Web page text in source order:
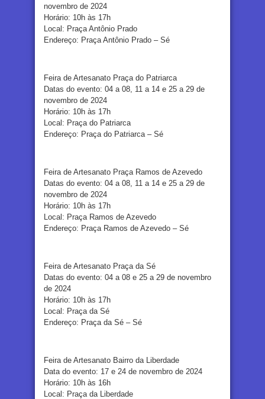
novembro de 2024
Horário: 10h às 17h
Local: Praça Antônio Prado
Endereço: Praça Antônio Prado – Sé
Feira de Artesanato Praça do Patriarca
Datas do evento: 04 a 08, 11 a 14 e 25 a 29 de
novembro de 2024
Horário: 10h às 17h
Local: Praça do Patriarca
Endereço: Praça do Patriarca – Sé
Feira de Artesanato Praça Ramos de Azevedo
Datas do evento: 04 a 08, 11 a 14 e 25 a 29 de
novembro de 2024
Horário: 10h às 17h
Local: Praça Ramos de Azevedo
Endereço: Praça Ramos de Azevedo – Sé
Feira de Artesanato Praça da Sé
Datas do evento: 04 a 08 e 25 a 29 de novembro
de 2024
Horário: 10h às 17h
Local: Praça da Sé
Endereço: Praça da Sé – Sé
Feira de Artesanato Bairro da Liberdade
Data do evento: 17 e 24 de novembro de 2024
Horário: 10h às 16h
Local: Praça da Liberdade